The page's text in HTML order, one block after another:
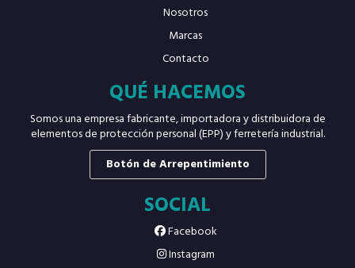
Nosotros
Marcas
Contacto
QUÉ HACEMOS
Somos una empresa fabricante, importadora y distribuidora de
elementos de protección personal (EPP) y ferretería industrial.
Botón de Arrepentimiento
SOCIAL
Facebook
Instagram